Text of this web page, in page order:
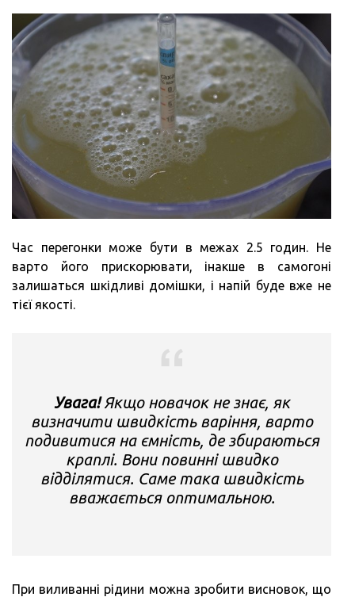
Час перегонки може бути в межах 2.5 годин. Не
варто його прискорювати, інакше в самогоні
залишаться шкідливі домішки, і напій буде вже не
тієї якості.
Увага!Якщо новачок не знає, як
визначити швидкість варіння, варто
подивитися на ємність, де збираються
краплі. Вони повинні швидко
відділятися. Саме така швидкість
вважається оптимальною.
При виливанні рідини можна зробити висновок, що